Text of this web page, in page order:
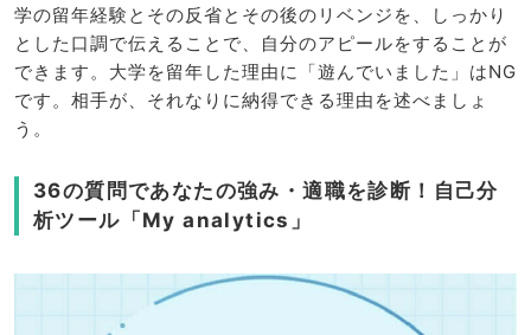
学の留年経験とその反省とその後のリベンジを、しっかり
とした口調で伝えることで、自分のアピールをすることが
できます。大学を留年した理由に「遊んでいました」はNG
です。相手が、それなりに納得できる理由を述べましょ
う。
36の質問であなたの強み・適職を診断！自己分
析ツール「My analytics」